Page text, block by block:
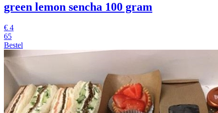
green lemon sencha 100 gram
€ 4
65
Bestel